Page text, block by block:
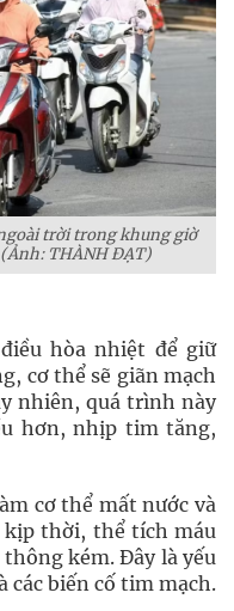
trời trong khung giờ
THÀNH ĐẠT)
hòa nhiệt để giữ
cơ thể sẽ giãn mạch
nhiên, quá trình này
hơn, nhịp tim tăng,
cơ thể mất nước và
kịp thời, thể tích máu
kém. Đây là yếu
các biến cố tim mạch.